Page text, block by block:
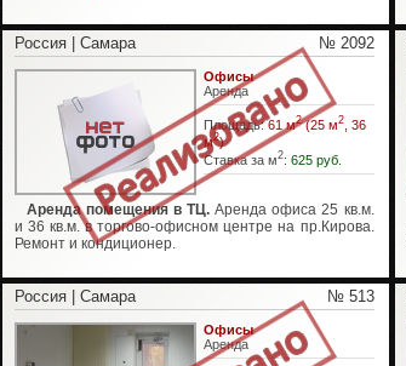
Россия | Самара № 2092
Офисы
Аренда
Площадь:61 м2(25 м2, 36
м2)
Ставка за м2: 625 руб.
Аренда помещения в ТЦ.Аренда офиса 25 кв.м.
и 36 кв.м. в торгово-офисном центре на пр.Кирова.
Ремонт и кондиционер.
Россия | Самара № 513
Офисы
Аренда